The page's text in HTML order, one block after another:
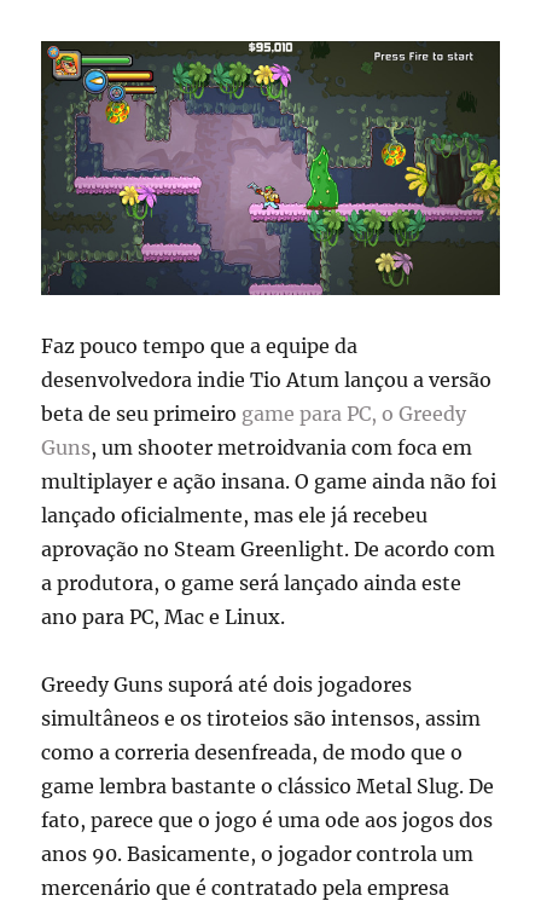
Faz pouco tempo que a equipe da
desenvolvedora indie Tio Atum lançou a versão
beta de seu primeiro game para PC, o Greedy
Guns, um shooter metroidvania com foca em
multiplayer e ação insana. O game ainda não foi
lançado oficialmente, mas ele já recebeu
aprovação no Steam Greenlight. De acordo com
a produtora, o game será lançado ainda este
ano para PC, Mac e Linux.
Greedy Guns suporá até dois jogadores
simultâneos e os tiroteios são intensos, assim
como a correria desenfreada, de modo que o
game lembra bastante o clássico Metal Slug. De
fato, parece que o jogo é uma ode aos jogos dos
anos 90. Basicamente, o jogador controla um
mercenário que é contratado pela empresa